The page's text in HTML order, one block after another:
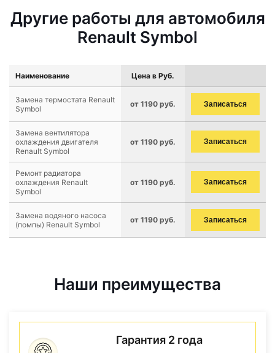
Другие работы для автомобиля
Renault Symbol
Наименование Цена в Руб.
Замена термостата Renault
Symbol
от 1190 руб. Записаться
Замена вентилятора
охлаждения двигателя
Renault Symbol
от 1190 руб. Записаться
Ремонт радиатора
охлаждения Renault
Symbol
от 1190 руб. Записаться
Замена водяного насоса
(помпы) Renault Symbol
от 1190 руб. Записаться
Наши преимущества
Гарантия 2 года